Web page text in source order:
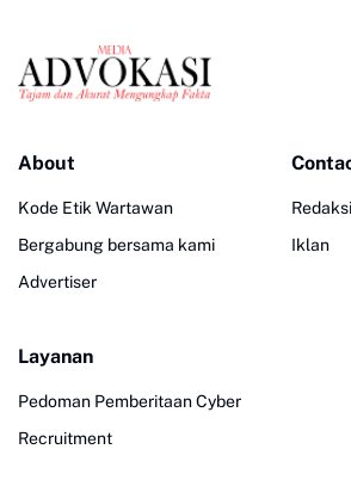
About
Kode Etik Wartawan
Bergabung bersama kami
Advertiser
Iklan
Layanan
Pedoman Pemberitaan Cyber
Recruitment